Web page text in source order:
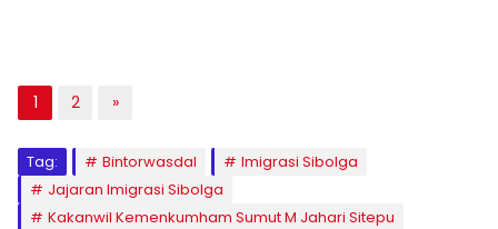
1 2 »
Tag: Bintorwasdal
Imigrasi Sibolga
Jajaran Imigrasi Sibolga
Kakanwil Kemenkumham Sumut M Jahari Sitepu